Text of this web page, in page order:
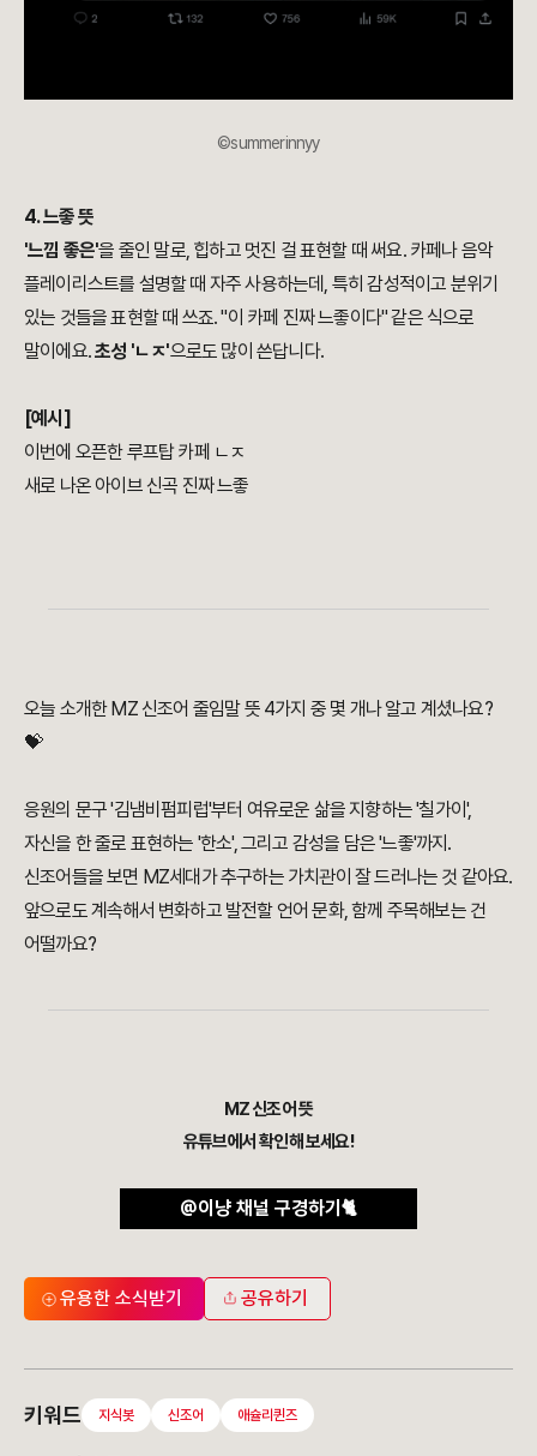
©summerinnyy
4. 느좋 뜻
'느낌 좋은'을 줄인 말로, 힙하고 멋진 걸 표현할 때 써요. 카페나 음악
플레이리스트를 설명할 때 자주 사용하는데, 특히 감성적이고 분위기
있는 것들을 표현할 때 쓰죠. "이 카페 진짜 느좋이다" 같은 식으로
말이에요.초성 'ㄴㅈ'으로도 많이 쓴답니다.
[예시]
이번에 오픈한 루프탑 카페 ㄴㅈ
새로 나온 아이브 신곡 진짜 느좋
오늘 소개한 MZ 신조어 줄임말 뜻 4가지 중 몇 개나 알고 계셨나요?
💝
응원의 문구 '김냄비펌피럽'부터 여유로운 삶을 지향하는 '칠가이',
자신을 한 줄로 표현하는 '한소', 그리고 감성을 담은 '느좋'까지.
신조어들을 보면 MZ세대가 추구하는 가치관이 잘 드러나는 것 같아요.
앞으로도 계속해서 변화하고 발전할 언어 문화, 함께 주목해보는 건
어떨까요?
MZ 신조어 뜻
유튜브에서확인해 보세요!
@이냥 채널 구경하기🐈
유용한 소식받기 공유하기
키워드 지식봇 신조어 애슐리퀸즈